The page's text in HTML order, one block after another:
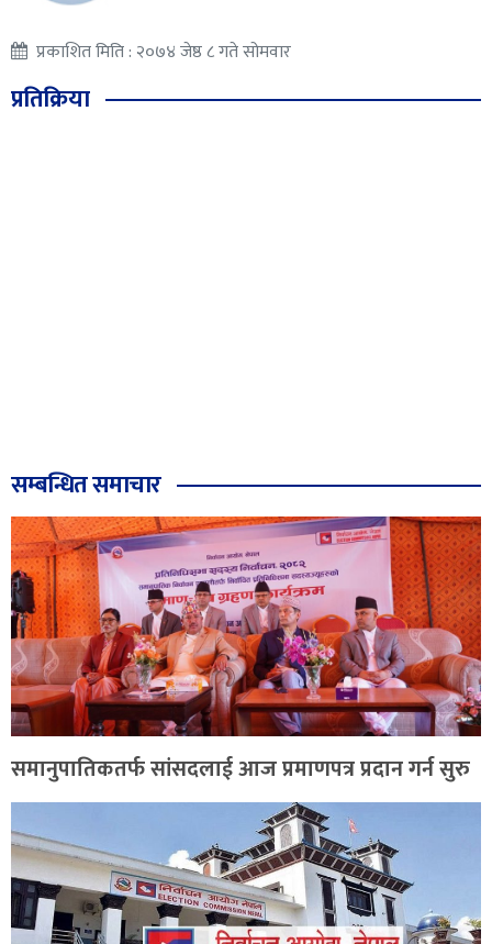
प्रकाशित मिति : २०७४ जेष्ठ ८ गते सोमवार
प्रतिक्रिया
सम्बन्धित समाचार
समानुपातिकतर्फ सांसदलाई आज प्रमाणपत्र प्रदान गर्न सुरु